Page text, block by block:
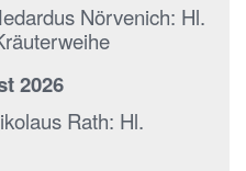
Nörvenich: Hl.
2026
Rath: Hl.